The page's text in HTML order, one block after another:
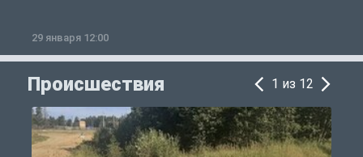
29 января 12:00
Происшествия 1 из 12